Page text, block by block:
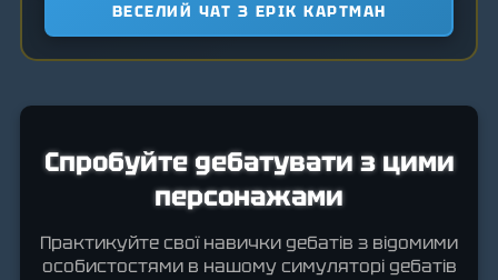
ВЕСЕЛИЙ ЧАТ З ЕРІК КАРТМАН
Спробуйте дебатувати з цими
персонажами
Практикуйте свої навички дебатів з відомими
особистостями в нашому симуляторі дебатів